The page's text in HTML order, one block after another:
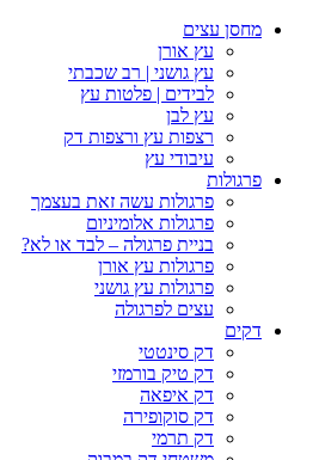
מחסן עצים
עץ אורן
עץ גושני | רב שכבתי
לבידים | פלטות עץ
עץ לבן
רצפות עץ ורצפות דק
עיבודי עץ
פרגולות
פרגולות עשה זאת בעצמך
פרגולות אלומיניום
בניית פרגולה – לבד או לא?
פרגולות עץ אורן
פרגולות עץ גושני
עצים לפרגולה
דקים
דק סינטטי
דק טיק בורמזי
דק איפאה
דק סוקופירה
דק תרמי